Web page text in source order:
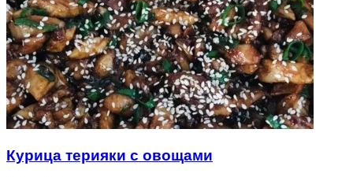
Курица терияки с овощами